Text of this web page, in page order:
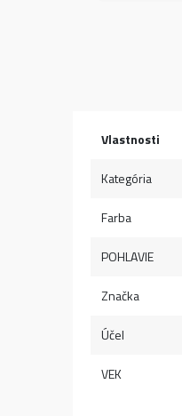
Vlastnosti
Kategória
Farba
POHLAVIE
Značka
Účel
VEK